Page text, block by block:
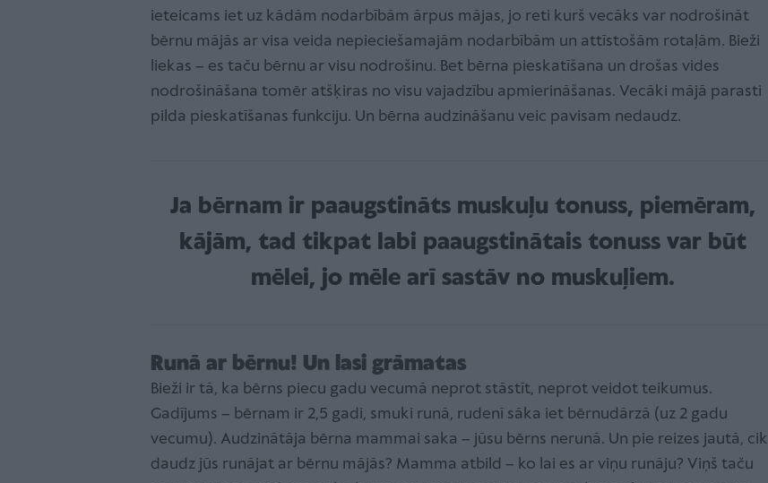
ieteicams iet uz kādām nodarbībām ārpus mājas, jo reti kurš vecāks var nodrošināt
bērnu mājās ar visa veida nepieciešamajām nodarbībām un attīstošām rotaļām. Bieži
liekas – es taču bērnu ar visu nodrošinu. Bet bērna pieskatīšana un drošas vides
nodrošināšana tomēr atšķiras no visu vajadzību apmierināšanas. Vecāki mājā parasti
pilda pieskatīšanas funkciju. Un bērna audzināšanu veic pavisam nedaudz.
Ja bērnam ir paaugstināts muskuļu tonuss, piemēram,
kājām, tad tikpat labi paaugstinātais tonuss var būt
mēlei, jo mēle arī sastāv no muskuļiem.
Runā ar bērnu! Un lasi grāmatas
Bieži ir tā, ka bērns piecu gadu vecumā neprot stāstīt, neprot veidot teikumus.
Gadījums – bērnam ir 2,5 gadi, smuki runā, rudenī sāka iet bērnudārzā (uz 2 gadu
vecumu). Audzinātāja bērna mammai saka – jūsu bērns nerunā. Un pie reizes jautā, cik
daudz jūs runājat ar bērnu mājās? Mamma atbild – ko lai es ar viņu runāju? Viņš taču